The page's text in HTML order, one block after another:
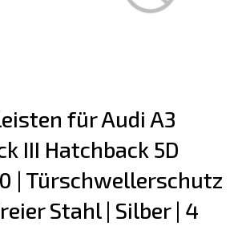
für Audi A3
III Hatchback 5D
| Türschwellerschutz
Stahl | Silber | 4